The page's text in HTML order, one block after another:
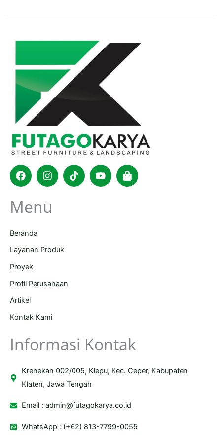
FacebookInstagram
TiktokYoutubeShopping-
bag
Menu
Beranda
Layanan Produk
Proyek
Profil Perusahaan
Artikel
Kontak Kami
Informasi Kontak
Krenekan 002/005, Klepu, Kec. Ceper, Kabupaten
Klaten, Jawa Tengah
Email :admin@futagokarya.co.id
WhatsApp : (+62) 813-7799-0055